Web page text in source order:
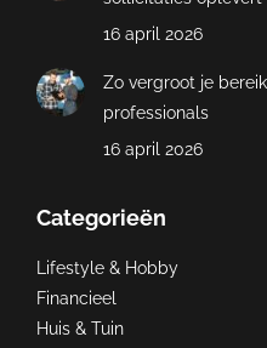
16 april 2026
Zo vergroot je
professionals
16 april 2026
Categorieën
Lifestyle & Hobby
Financieel
Huis & Tuin